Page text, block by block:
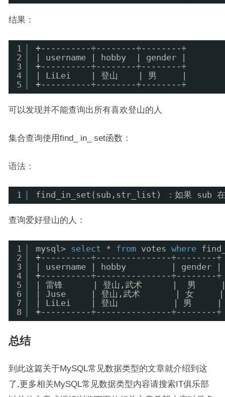
结果：
1
2
3
4
5
+----------+--------+--------+
| username | hobby  | gender |
+----------+--------+--------+
| LiLei    | 登山    | 男     |
+----------+--------+--------+
可以发现并不能查询出所有喜欢登山的人
集合查询使用find_ in_ set函数：
语法：
1 find_in_set(sub,str_list) ：如果 sub 在
查询爱好登山的人：
1
2
3
4
5
6
7
8
mysql> select * from votes where
+----------+---------------+--------+
| username | hobby         | gender |
+----------+---------------+--------+
| 雷锋      | 登山,武术      |  男
| Juse     | 登山,武术       | 女     |
| LiLei    | 登山           | 男     |
+----------+---------------+--------+
总结
到此这篇关于MySQL常见数据类型的文章就介绍到这
了,更多相关MySQL常见数据类型内容请搜索IT俱乐部